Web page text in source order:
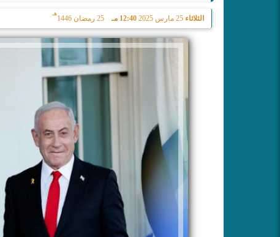
الثلاثاء 25 مارس 2025 12:40 مـ 25 رمضان 1446
هـ